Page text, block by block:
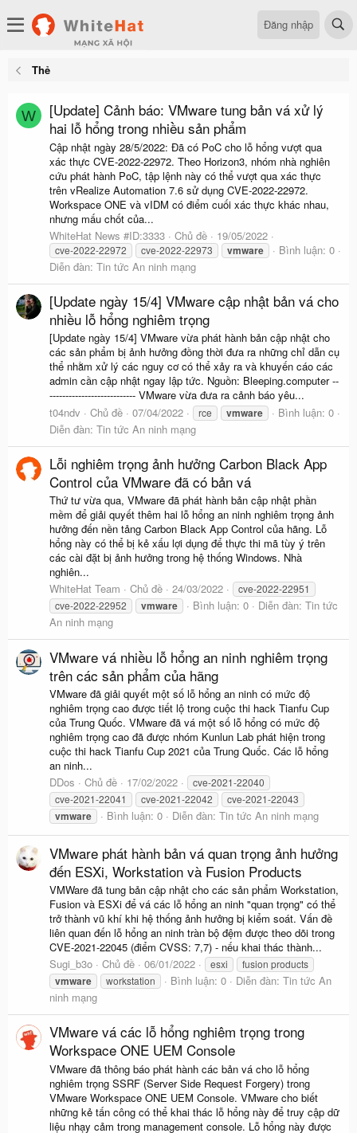
Đăng nhập
Thẻ
W
[Update] Cảnh báo: VMware tung bản vá xử lý
hai lỗ hổng trong nhiều sản phẩm
Cập nhật ngày 28/5/2022: Đã có PoC cho lỗ hổng vượt qua
xác thực CVE-2022-22972. Theo Horizon3, nhóm nhà nghiên
cứu phát hành PoC, tập lệnh này có thể vượt qua xác thực
trên vRealize Automation 7.6 sử dụng CVE-2022-22972.
Workspace ONE và vIDM có điểm cuối xác thực khác nhau,
nhưng mấu chốt của...
WhiteHat News #ID:3333
Chủ đề 19/05/2022
cve-2022-22972 cve-2022-22973 vmware
Bình luận: 0
Diễn đàn: Tin tức An ninh mạng
[Update ngày 15/4] VMware cập nhật bản vá cho
nhiều lỗ hổng nghiêm trọng
[Update ngày 15/4] VMware vừa phát hành bản cập nhật cho
các sản phẩm bị ảnh hưởng đồng thời đưa ra những chỉ dẫn cụ
thể nhằm xử lý các nguy cơ có thể xảy ra và khuyến cáo các
admin cần cập nhật ngay lập tức. Nguồn: Bleeping.computer --
--------------------------- VMware vừa đưa ra cảnh báo yêu...
t04ndv
Chủ đề 07/04/2022 rce vmware
Bình luận: 0
Diễn đàn: Tin tức An ninh mạng
Lỗi nghiêm trọng ảnh hưởng Carbon Black App
Control của VMware đã có bản vá
Thứ tư vừa qua, VMware đã phát hành bản cập nhật phần
mềm để giải quyết thêm hai lỗ hổng an ninh nghiêm trọng ảnh
hưởng đến nền tảng Carbon Black App Control của hãng. Lỗ
hổng này có thể bị kẻ xấu lợi dụng để thực thi mã tùy ý trên
các cài đặt bị ảnh hưởng trong hệ thống Windows. Nhà
nghiên...
WhiteHat Team
Chủ đề 24/03/2022
cve-2022-22951
cve-2022-22952
vmware Bình luận: 0 Diễn đàn: Tin tức
An ninh mạng
VMware vá nhiều lỗ hổng an ninh nghiêm trọng
trên các sản phẩm của hãng
VMware đã giải quyết một số lỗ hổng an ninh có mức độ
nghiêm trọng cao được tiết lộ trong cuộc thi hack Tianfu Cup
của Trung Quốc. VMware đã vá một số lỗ hổng có mức độ
nghiêm trọng cao đã được nhóm Kunlun Lab phát hiện trong
cuộc thi hack Tianfu Cup 2021 của Trung Quốc. Các lỗ hổng
an ninh...
DDos
Chủ đề 17/02/2022
cve-2021-22040
cve-2021-22041
cve-2021-22042 cve-2021-22043
vmware Bình luận: 0 Diễn đàn: Tin tức An ninh mạng
VMware phát hành bản vá quan trọng ảnh hưởng
đến ESXi, Workstation và Fusion Products
VMWare đã tung bản cập nhật cho các sản phẩm Workstation,
Fusion và ESXi để vá các lỗ hổng an ninh "quan trọng" có thể
trở thành vũ khí khi hệ thống ảnh hưởng bị kiểm soát. Vấn đề
liên quan đến lỗ hổng an ninh tràn bộ đệm được theo dõi trong
CVE-2021-22045 (điểm CVSS: 7,7) - nếu khai thác thành...
Sugi_b3o
Chủ đề 06/01/2022 esxi fusion products
vmware workstation Bình luận: 0 Diễn đàn: Tin tức An
ninh mạng
VMware vá các lỗ hổng nghiêm trọng trong
Workspace ONE UEM Console
VMware đã thông báo phát hành các bản vá cho lỗ hổng
nghiêm trọng SSRF (Server Side Request Forgery) trong
VMware Workspace ONE UEM Console. VMware cho biết
những kẻ tấn công có thể khai thác lỗ hổng này để truy cập dữ
liệu nhạy cảm trong management console. Lỗ hổng này được